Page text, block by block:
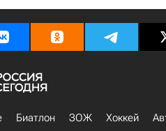
Биатлон ЗОЖ Хоккей